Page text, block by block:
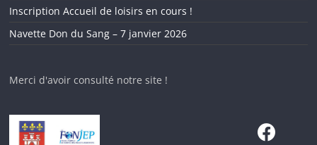
Inscription Accueil de loisirs en cours !
Navette Don du Sang – 7 janvier 2026
Merci d'avoir consulté notre site !